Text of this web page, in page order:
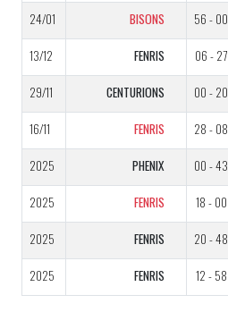
24/01 BISONS 56 - 00
13/12 FENRIS 06 - 27
29/11 CENTURIONS 00 - 20
16/11 FENRIS 28 - 08
2025 PHENIX 00 - 43
2025 FENRIS 18 - 00
2025 FENRIS 20 - 48
2025 FENRIS 12 - 58